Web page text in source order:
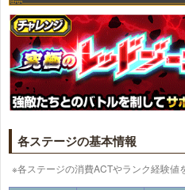
各ステージの基本情報
※各ステージの消費ACTやランク経験値